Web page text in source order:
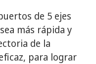
de 5 ejes
más rápida y
de la
para lograr